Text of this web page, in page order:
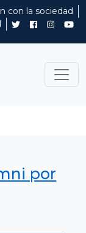
con la sociedad
por